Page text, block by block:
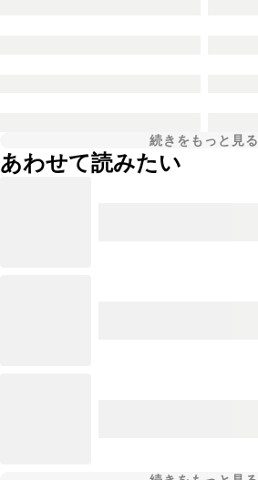
続きをもっと見る
あわせて読みたい